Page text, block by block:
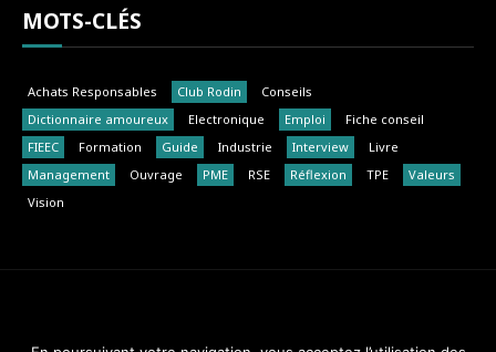
MOTS-CLÉS
Achats Responsables Club Rodin
Conseils
Dictionnaire amoureux
Electronique Emploi
Fiche conseil
FIEEC
Formation Guide Industrie Interview
Livre
Management
Ouvrage PME RSE Réflexion TPE
Valeurs
Vision